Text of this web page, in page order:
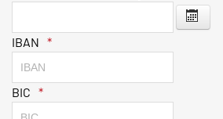
IBAN
BIC